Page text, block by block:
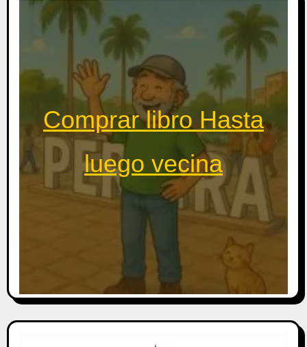
Comprar libro Hasta
luego vecina